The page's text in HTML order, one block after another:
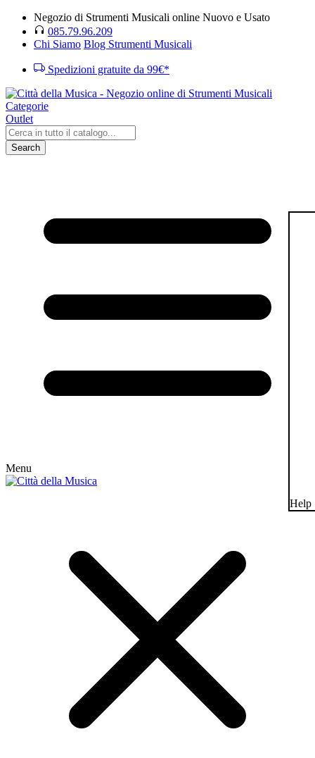
Negozio di Strumenti Musicali online Nuovo e Usato
085.79.96.209
Chi Siamo Blog Strumenti Musicali
Spedizioni gratuite da 99€*
Categorie
Outlet
Search
Menu
Help